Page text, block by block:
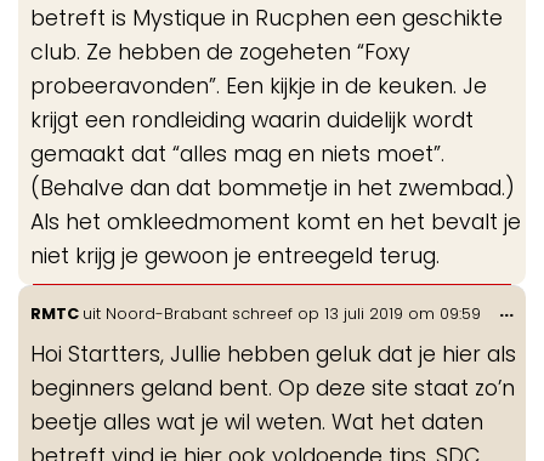
betreft is Mystique in Rucphen een geschikte
club. Ze hebben de zogeheten “Foxy
probeeravonden”. Een kijkje in de keuken. Je
krijgt een rondleiding waarin duidelijk wordt
gemaakt dat “alles mag en niets moet”.
(Behalve dan dat bommetje in het zwembad.)
Als het omkleedmoment komt en het bevalt je
niet krijg je gewoon je entreegeld terug.
RMTC uit Noord-Brabant schreef op 13 juli 2019 om 09:59
Hoi Startters, Jullie hebben geluk dat je hier als
beginners geland bent. Op deze site staat zo’n
beetje alles wat je wil weten. Wat het daten
...